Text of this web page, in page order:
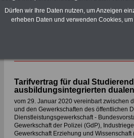
Tarifvertrag für dual
ausbildungsintegrierten
vom 29. Januar 2020 vereinbart zwischen
und den Gewerkschaften des öffentlichen
Dienstleistungsgewerkschaft -
Gewerkschaft der Polizei (GdP),
Gewerkschaft Erziehung und
Dürfen wir Ihre Daten nutzen, um Anzeigen
erheben Daten und verwenden Cookies,